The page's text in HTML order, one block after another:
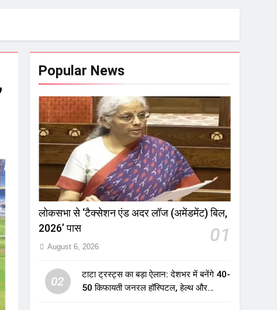
Popular News
लोकसभा से ‘टैक्सेशन एंड अदर लॉज (अमेंडमेंट) बिल,
2026’ पास
01
August 6, 2026
02
टाटा ट्रस्ट्स का बड़ा ऐलान: देशभर में बनेंगे 40-
50 किफायती जनरल हॉस्पिटल, हेल्थ और